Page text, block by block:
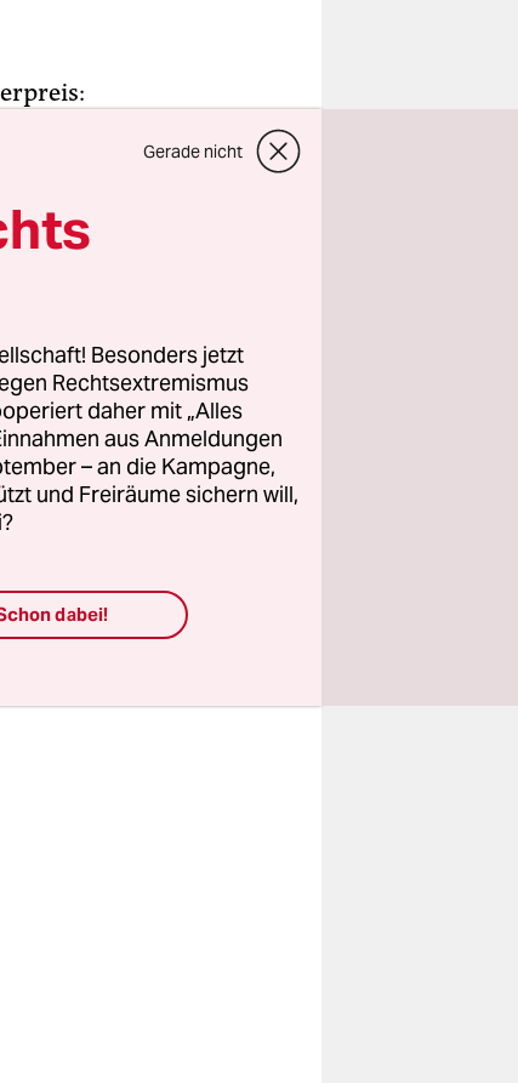
sich
Kopf-
Gerade nicht
Besonders jetzt
Rechtsextremismus
daher mit „Alles
aus Anmeldungen
– an die Kampagne,
und Freiräume sichern will,
dabei!